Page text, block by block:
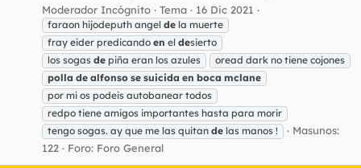
Moderador Incógnito Tema 16 Dic 2021
faraon hijodeputh angel de la muerte
fray eider predicando en el desierto
los sogas de piña eran los azules
oread dark no tiene cojones
polla de alfonso se suicida en boca mclane
por mi os podeis autobanear todos
redpo tiene amigos importantes hasta para morir
tengo sogas. ay que me las quitan de las manos !
Masunos:
122
Foro: Foro General